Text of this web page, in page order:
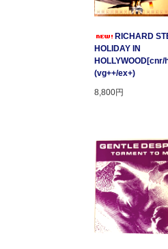
RICHARD
HOLIDAY IN
(vg++/ex+)
8,800円